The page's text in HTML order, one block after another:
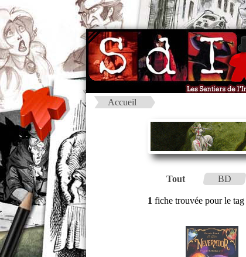
Accueil
Tout BD
1 fiche trouvée pour le tag